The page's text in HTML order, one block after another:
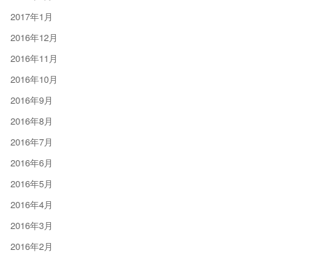
2017年1月
2016年12月
2016年11月
2016年10月
2016年9月
2016年8月
2016年7月
2016年6月
2016年5月
2016年4月
2016年3月
2016年2月